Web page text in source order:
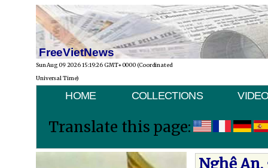
FreeVietNews
Sun Aug 09 2026 15:19:26 GMT+0000 (Coordinated
Universal Time)
HOME COLLECTIONS
Translate this page:
Nghệ